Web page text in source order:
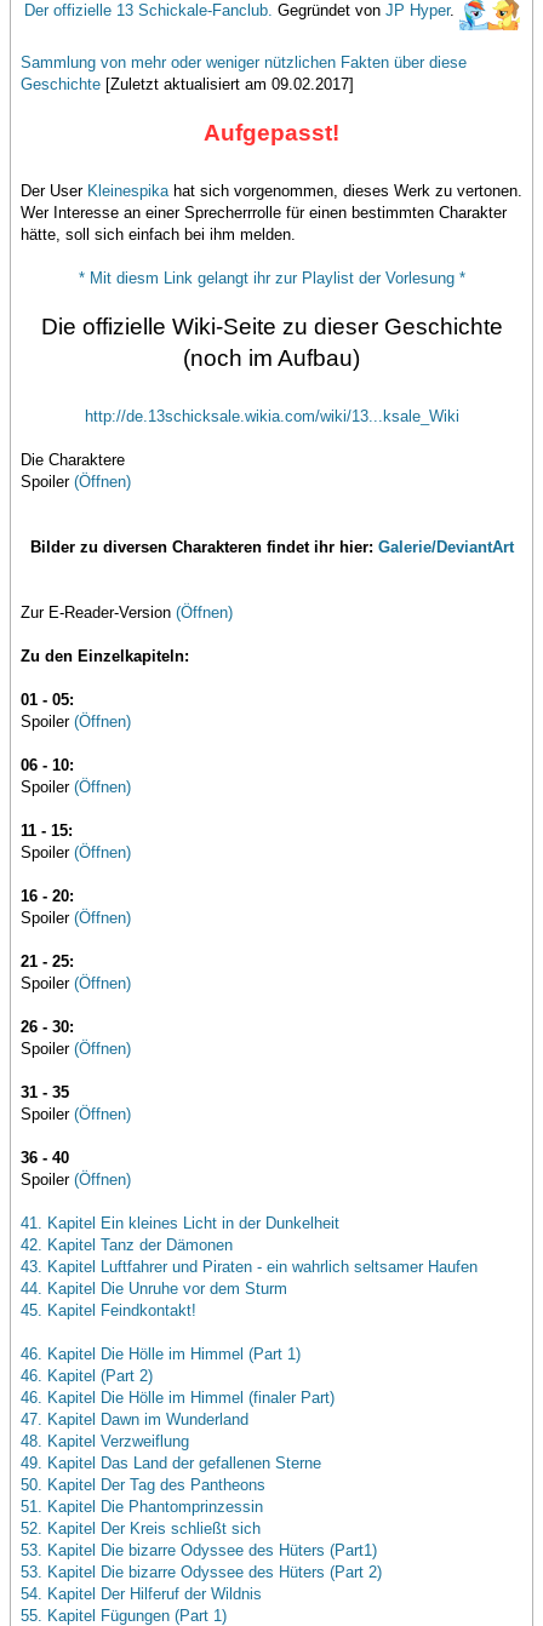
Der offizielle 13 Schickale-Fanclub. Gegründet von JP Hyper.
Sammlung von mehr oder weniger nützlichen Fakten über diese
Geschichte [Zuletzt aktualisiert am 09.02.2017]
Aufgepasst!
Der User Kleinespika hat sich vorgenommen, dieses Werk zu vertonen.
Wer Interesse an einer Sprecherrrolle für einen bestimmten Charakter
hätte, soll sich einfach bei ihm melden.
* Mit diesm Link gelangt ihr zur Playlist der Vorlesung *
Die offizielle Wiki-Seite zu dieser Geschichte
(noch im Aufbau)
http://de.13schicksale.wikia.com/wiki/13...ksale_Wiki
Die Charaktere
Spoiler (Öffnen)
Bilder zu diversen Charakteren findet ihr hier: Galerie/DeviantArt
Zur E-Reader-Version (Öffnen)
Zu den Einzelkapiteln:
01 - 05:
Spoiler (Öffnen)
06 - 10:
Spoiler (Öffnen)
11 - 15:
Spoiler (Öffnen)
16 - 20:
Spoiler (Öffnen)
21 - 25:
Spoiler (Öffnen)
26 - 30:
Spoiler (Öffnen)
31 - 35
Spoiler (Öffnen)
36 - 40
Spoiler (Öffnen)
41. Kapitel Ein kleines Licht in der Dunkelheit
42. Kapitel Tanz der Dämonen
43. Kapitel Luftfahrer und Piraten - ein wahrlich seltsamer Haufen
44. Kapitel Die Unruhe vor dem Sturm
45. Kapitel Feindkontakt!
46. Kapitel Die Hölle im Himmel (Part 1)
46. Kapitel (Part 2)
46. Kapitel Die Hölle im Himmel (finaler Part)
47. Kapitel Dawn im Wunderland
48. Kapitel Verzweiflung
49. Kapitel Das Land der gefallenen Sterne
50. Kapitel Der Tag des Pantheons
51. Kapitel Die Phantomprinzessin
52. Kapitel Der Kreis schließt sich
53. Kapitel Die bizarre Odyssee des Hüters (Part1)
53. Kapitel Die bizarre Odyssee des Hüters (Part 2)
54. Kapitel Der Hilferuf der Wildnis
55. Kapitel Fügungen (Part 1)